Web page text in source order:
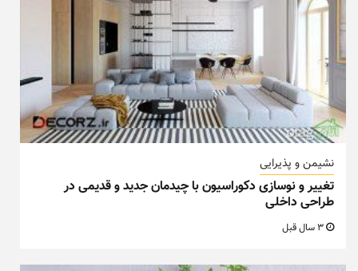
نشیمن و پذیرایی
تغییر و نوسازی دکوراسیون با چیدمان جدید و قدیمی در
طراحی داخلی